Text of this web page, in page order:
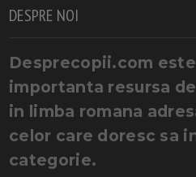
DESPRE NOI
Desprecopii.com
importanta resursa
in limba romana
celor care doresc sa
categorie.